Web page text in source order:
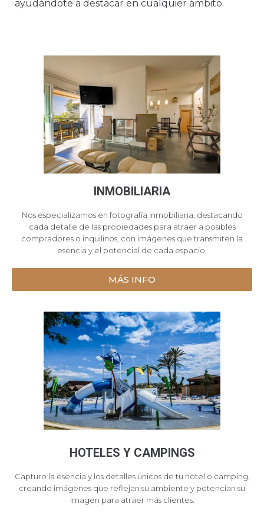
ayudándote a destacar en cualquier ámbito.
INMOBILIARIA
Nos especializamos en fotografía inmobiliaria, destacando
cada detalle de las propiedades para atraer a posibles
compradores o inquilinos, con imágenes que transmiten la
esencia y el potencial de cada espacio.
MÁS INFO
HOTELES Y CAMPINGS
Capturo la esencia y los detalles únicos de tu hotel o camping,
creando imágenes que reflejan su ambiente y potencian su
imagen para atraer más clientes.